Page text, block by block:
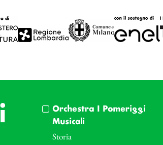
Orchestra I Pomeriggi
Musicali
Storia